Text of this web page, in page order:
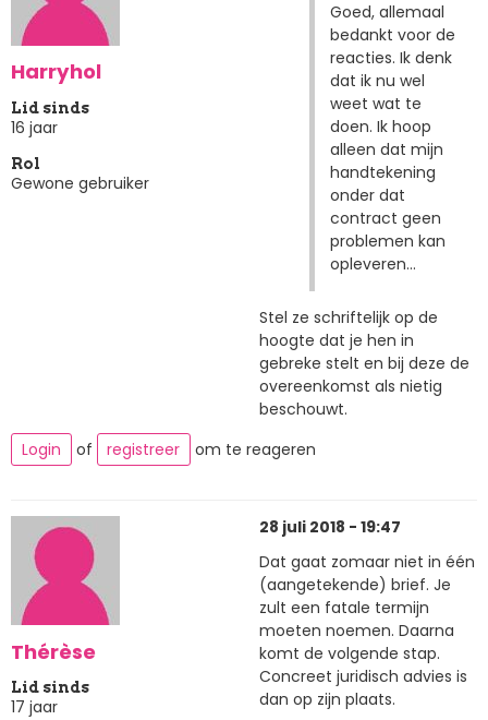
Harryhol
Lid sinds
16 jaar
Rol
Gewone gebruiker
Goed, allemaal
bedankt voor de
reacties. Ik denk
dat ik nu wel
weet wat te
doen. Ik hoop
alleen dat mijn
handtekening
onder dat
contract geen
problemen kan
opleveren...
Stel ze schriftelijk op de
hoogte dat je hen in
gebreke stelt en bij deze de
overeenkomst als nietig
beschouwt.
Login
of registreer om te reageren
Thérèse
Lid sinds
17 jaar
28 juli 2018 - 19:47
Dat gaat zomaar niet in één
(aangetekende) brief. Je
zult een fatale termijn
moeten noemen. Daarna
komt de volgende stap.
Concreet juridisch advies is
dan op zijn plaats.